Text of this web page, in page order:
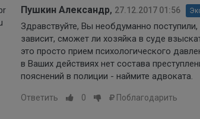
Пушкин Александр, 27.12.2017 01:56
Здравствуйте, Вы необдуманно
зависит, сможет ли хозяйка в суде
это просто прием психологического
в Ваших действиях нет состава
пояснений в полиции - наймите адвоката.
Ответить 0 Поблагодарить